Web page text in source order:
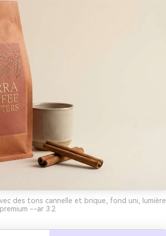
des tons cannelle et brique, fond uni, lumière
--ar 3:2